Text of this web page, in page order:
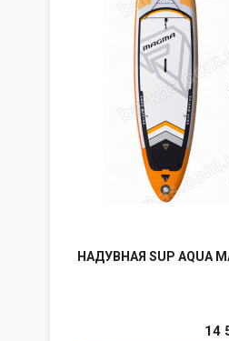
НАДУВНАЯ SUP AQUA
14